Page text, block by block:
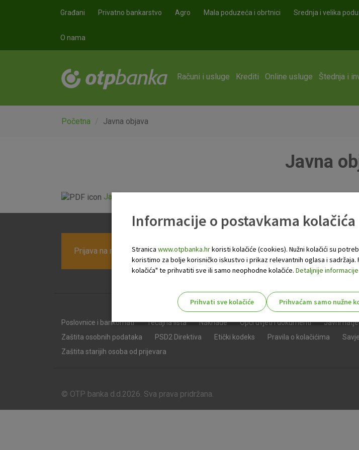
Građani Privatno bankarstvo Agro Mala poduzeća i obrtnici Srednja i velika
O nama
Računi i usluge Krediti Online usluge Štednja i
Početna Javna objava
Javna
Javna objava_OTP banka_31 12 2025.pdf
Prijava na newsletter OTP banke
Poslovnice i bankomati Tečajna lista Naknade Opći uvjeti i dokumenti Javni
Zaštita osobnih podataka
PSD2 Direktiva Etički kodeks Pravila o kolačićima
Zaštita starijih osoba od prijevara
© OTP banka d.d.2026. Sva prava pridržana.
Informacije o postavkama kolačića
Stranica www.otpbanka.hrkoristi kolačiće (cookies). Nužni kolačići su
koristimo za bolje korisničko iskustvo i prikaz relevantnih oglasa i
kolačića" te prihvatiti sve ili samo neophodne kolačiće. Detaljnije
Prihvati sve kolačiće Prihvaćam samo nužne